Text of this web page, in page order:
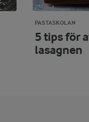
PASTASKOLAN
5 tips för
lasagnen